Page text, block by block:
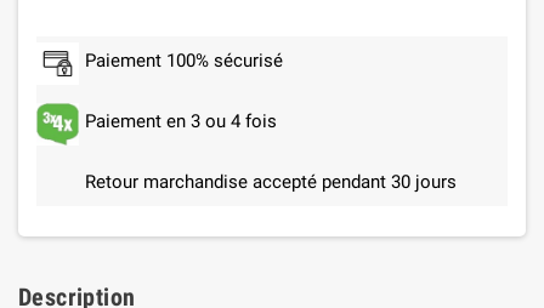
Paiement 100% sécurisé
Paiement en 3 ou 4 fois
Retour marchandise accepté pendant 30 jours
Description